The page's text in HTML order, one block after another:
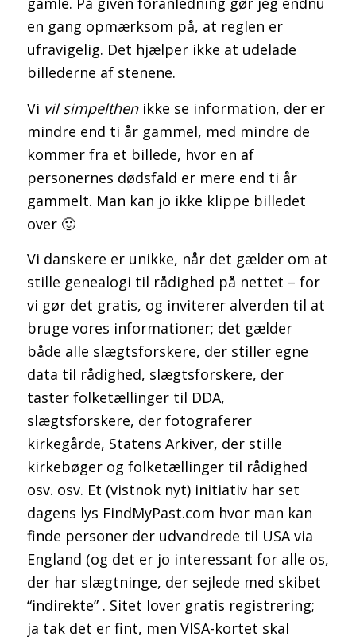
en gang opmærksom på, at reglen er
ufravigelig. Det hjælper ikke at udelade
billederne af stenene.
Vi vil simpelthen ikke se information, der er
mindre end ti år gammel, med mindre de
kommer fra et billede, hvor en af
personernes dødsfald er mere end ti år
gammelt. Man kan jo ikke klippe billedet
over 🙂
Vi danskere er unikke, når det gælder om at
stille genealogi til rådighed på nettet – for
vi gør det gratis, og inviterer alverden til at
bruge vores informationer; det gælder
både alle slægtsforskere, der stiller egne
data til rådighed, slægtsforskere, der
taster folketællinger til DDA,
slægtsforskere, der fotograferer
kirkegårde, Statens Arkiver, der stille
kirkebøger og folketællinger til rådighed
osv. osv. Et (vistnok nyt) initiativ har set
dagens lys FindMyPast.com hvor man kan
finde personer der udvandrede til USA via
England (og det er jo interessant for alle os,
der har slægtninge, der sejlede med skibet
“indirekte” . Sitet lover gratis registrering;
ja tak det er fint, men VISA-kortet skal